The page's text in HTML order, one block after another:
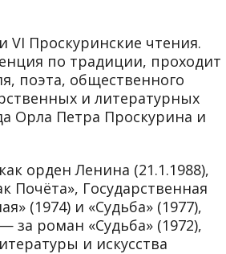
Проскуринские чтения.
по традиции, проходит
поэта, общественного
и литературных
Орла Петра Проскурина и
орден Ленина (21.1.1988),
Почёта», Государственная
(1974) и «Судьба» (1977),
за роман «Судьба» (1972),
и искусства